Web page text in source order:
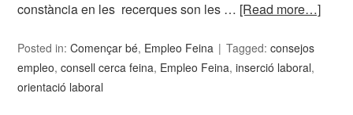
constància en les recerques son les … [Read more…]
Posted in:Començar bé, Empleo Feina Tagged:consejos
empleo,consell cerca feina, Empleo Feina,inserció laboral,
orientació laboral